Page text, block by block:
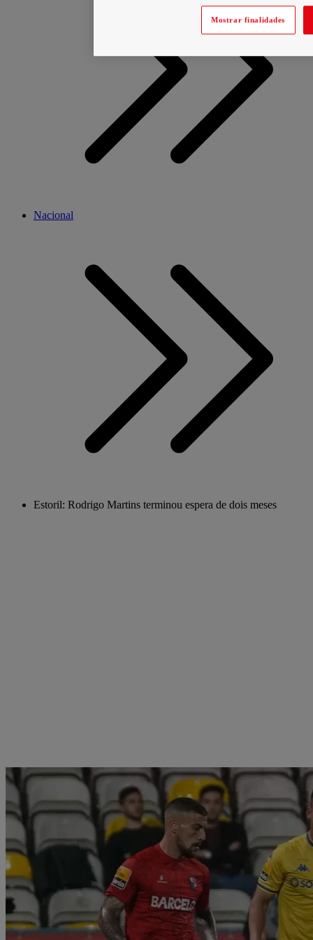
Nacional
Estoril: Rodrigo Martins terminou espera de dois meses
Mostrar finalidades